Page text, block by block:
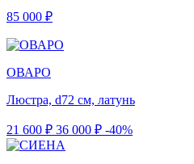
85 000 ₽
ОВАРО
Люстра, d72 см, латунь
21 600 ₽ 36 000 ₽ -40%